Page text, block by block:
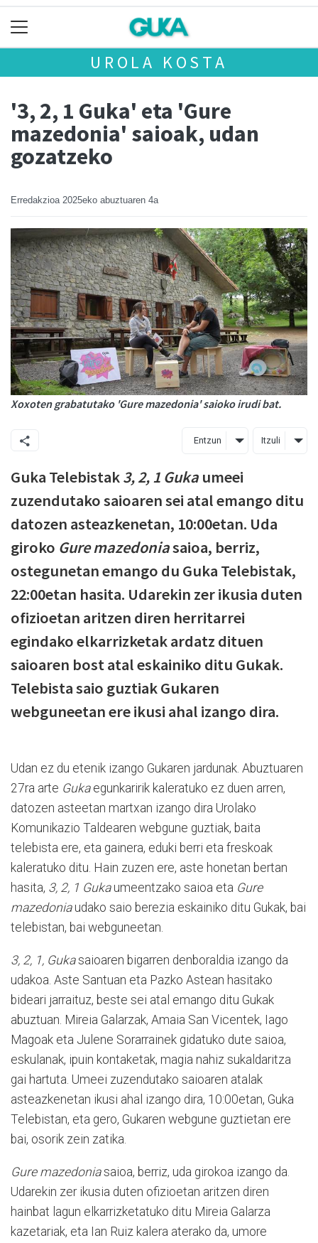
UROLA KOSTA
'3, 2, 1 Guka' eta 'Gure
mazedonia' saioak, udan
gozatzeko
Erredakzioa 2025eko abuztuaren 4a
Xoxoten grabatutako 'Gure mazedonia' saioko irudi bat.
Entzun Itzuli
Guka Telebistak3, 2, 1 Guka umeei
zuzendutako saioaren sei atal emango ditu
datozen asteazkenetan, 10:00etan. Uda
giroko Gure mazedoniasaioa, berriz,
ostegunetan emango du Guka Telebistak,
22:00etan hasita. Udarekin zer ikusia duten
ofizioetan aritzen diren herritarrei
egindako elkarrizketak ardatz dituen
saioaren bost atal eskainiko ditu Gukak.
Telebista saio guztiak Gukaren
webguneetan ere ikusi ahal izango dira.
Udan ez du etenik izango Gukaren jardunak. Abuztuaren
27ra arte Gukaegunkaririk kaleratuko ez duen arren,
datozen asteetan martxan izango dira Urolako
Komunikazio Taldearen webgune guztiak, baita
telebista ere, eta gainera, eduki berri eta freskoak
kaleratuko ditu. Hain zuzen ere, aste honetan bertan
hasita, 3, 2, 1 Gukaumeentzako saioa eta Gure
mazedoniaudako saio berezia eskainiko ditu Gukak, bai
telebistan, bai webguneetan.
3, 2, 1, Gukasaioaren bigarren denboraldia izango da
udakoa. Aste Santuan eta Pazko Astean hasitako
bideari jarraituz, beste sei atal emango ditu Gukak
abuztuan. Mireia Galarzak, Amaia San Vicentek, Iago
Magoak eta Julene Sorarrainek gidatuko dute saioa,
eskulanak, ipuin kontaketak, magia nahiz sukaldaritza
gai hartuta. Umeei zuzendutako saioaren atalak
asteazkenetan ikusi ahal izango dira, 10:00etan, Guka
Telebistan, eta gero, Gukaren webgune guztietan ere
bai, osorik zein zatika.
Gure mazedoniasaioa, berriz, uda girokoa izango da.
Udarekin zer ikusia duten ofizioetan aritzen diren
hainbat lagun elkarrizketatuko ditu Mireia Galarza
kazetariak, eta Ian Ruiz kalera aterako da, umore